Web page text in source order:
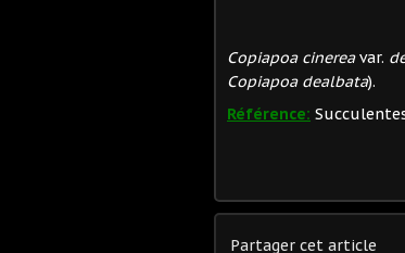
Copiapoa cinereavar.
Copiapoa dealbata).
Référence:
Partager cet article